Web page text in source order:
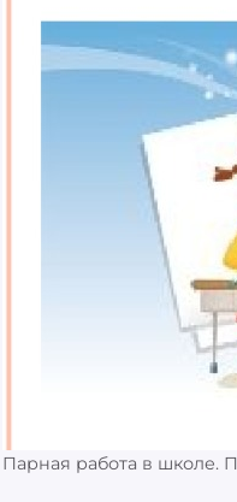
Парная работа в школе.